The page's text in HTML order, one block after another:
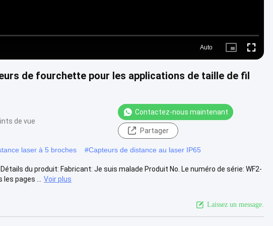
Auto
Picture- Fullscreen
de fourchette pour les applications de taille de fil
de vue
Contactez-nous maintenant
Partager
laser à 5 broches #Capteurs de distance au laser IP65
du produit: Fabricant: Je suis malade Produit No. Le numéro de série: WF2-
pages ...
Voir plus
Laissez un message.